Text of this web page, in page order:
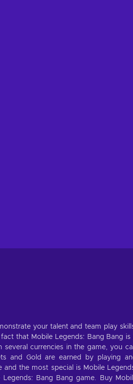
your talent and team play
that Mobile Legends: Bang Bang is
currencies in the game, you
and Gold are earned by playing
the most special is Mobile
Bang Bang game. Buy